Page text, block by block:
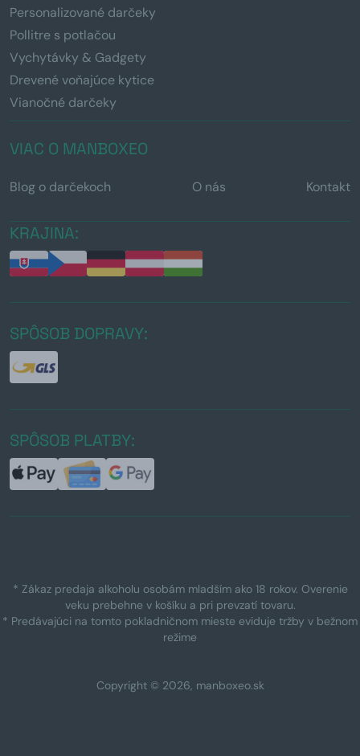
Personalizované darčeky
Pollitre s potlačou
Vychytávky & Gadgety
Drevené voňajúce kytice
Vianočné darčeky
VIAC O MANBOXEO
Blog o darčekoch O nás Kontakt
KRAJINA:
SPÔSOB DOPRAVY:
SPÔSOB PLATBY:
* Zákaz predaja alkoholu osobám mladším ako 18 rokov. Overenie
veku prebehne v košíku a pri prevzatí tovaru.
* Predávajúci na tomto pokladničnom mieste eviduje tržby v bežnom
režime
Copyright © 2026, manboxeo.sk